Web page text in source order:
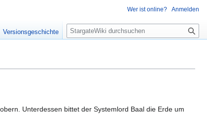
Unterdessen bittet der Systemlord Baal die Erde um
Wer ist online? Anmelden
Versionsgeschichte
S
u
e